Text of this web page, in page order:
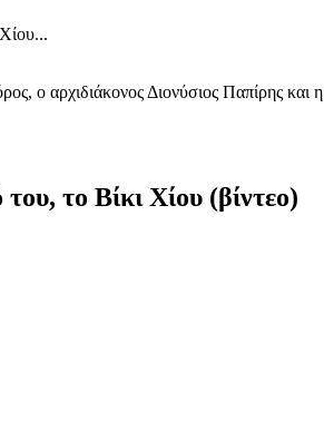
ο αρχιδιάκονος Διονύσιος Παπίρης
το Βίκι Χίου (βίντεο)